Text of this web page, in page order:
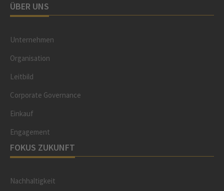
ÜBER UNS
Unternehmen
Organisation
Leitbild
Corporate Governance
Einkauf
Engagement
FOKUS ZUKUNFT
Nachhaltigkeit